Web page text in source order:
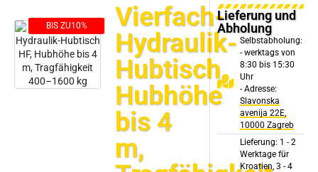
BIS ZU10%
Vierfach-
Hydraulik-
Hubtisch,
Hubhöhe
bis 4
m,
Lieferung und
Abholung
Selbstabholung:
- werktags von
8:30 bis 15:30
Uhr
- Adresse:
Slavonska
avenija 22E,
10000 Zagreb
Lieferung: 1 - 2
Werktage für
Kroatien, 3 - 4